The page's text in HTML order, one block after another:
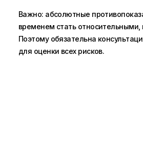
Важно: абсолютные
временем стать относительными,
Поэтому обязательна
для оценки всех рисков.